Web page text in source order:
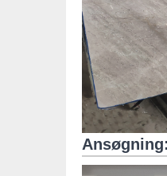
Ansøgning: